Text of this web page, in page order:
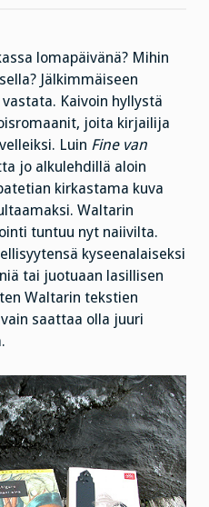
lomapäivänä? Mihin
Jälkimmäiseen
Kaivoin hyllystä
joita kirjailija
Luin Fine van
jo alkulehdillä aloin
kirkastama kuva
Waltarin
tuntuu nyt naiivilta.
kyseenalaiseksi
tai juotuaan lasillisen
Waltarin tekstien
saattaa olla juuri